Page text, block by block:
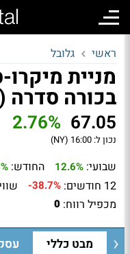
ראשי גלובל
מניית
בכורה סדרה A (STRK)
67.05
2.76%
נכון ל: 16:00 (NY)
שבועי: 12.6% החודש:
12 חודשים: -38.7%
מכפיל רווח: 0
מבט כללי